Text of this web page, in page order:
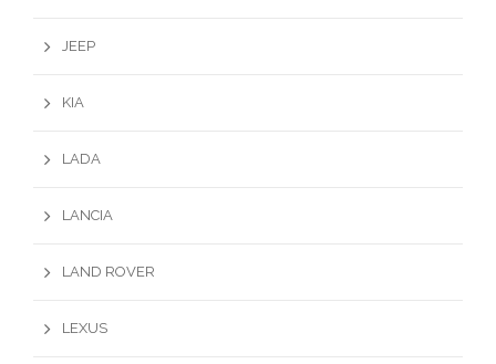
JEEP
KIA
LADA
LANCIA
LAND ROVER
LEXUS